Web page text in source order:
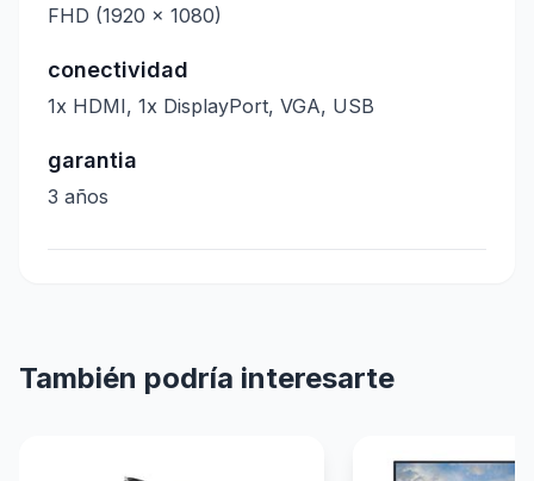
FHD (1920 x 1080)
conectividad
1x HDMI, 1x DisplayPort, VGA, USB
garantia
3 años
También podría interesarte